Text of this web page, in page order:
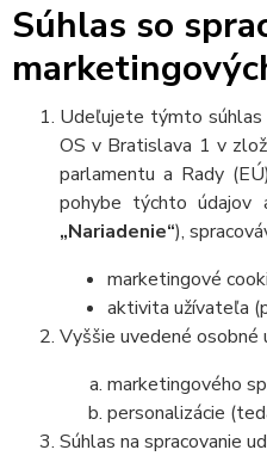
Súhlas so
Udeľujete týmto súhlas
OS v Bratislava 1 v
parlamentu a Rady
pohybe týchto údajov
„Nariadenie“),
marketingové
aktivita užívateľa
Vyššie uvedené osobné
marketingového
personalizácie
Súhlas na spracovanie